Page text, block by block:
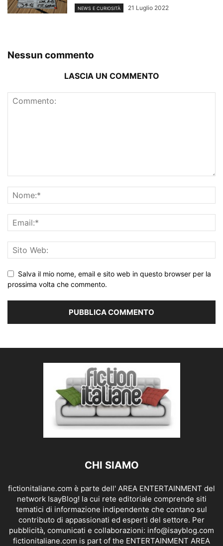
NEWS E CURIOSITÀ 21 Luglio 2022
Nessun commento
LASCIA UN COMMENTO
Salva il mio nome, email e sito web in questo browser per la
prossima volta che commento.
CHI SIAMO
fictionitaliane.com è parte dell' AREA ENTERTAINMENT del
network IsayBlog! la cui rete editoriale comprende siti
tematici di informazione indipendente che contano sul
contributo di appassionati ed esperti del settore. Per
pubblicità, comunicati e collaborazioni: info@isayblog.com
fictionitaliane.com is part of the ENTERTAINMENT AREA